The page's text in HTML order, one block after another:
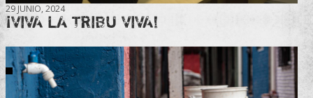
29 JUNIO, 2024
¡VIVA LA TRIBU VIVA!